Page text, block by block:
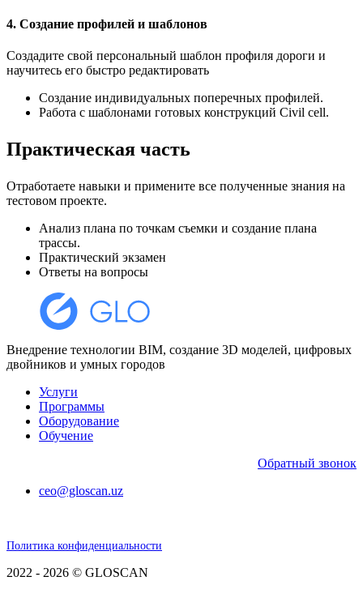
4. Создание профилей и шаблонов
Создадите свой персональный шаблон профиля дороги и
научитесь его быстро редактировать
Создание индивидуальных поперечных профилей.
Работа с шаблонами готовых конструкций Civil cell.
Практическая часть
Отработаете навыки и примените все полученные знания на
тестовом проекте.
Анализ плана по точкам съемки и создание плана
трассы.
Практический экзамен
Ответы на вопросы
Внедрение технологии BIM, создание 3D моделей, цифровых
двойников и умных городов
Услуги
Программы
Оборудование
Обучение
Обратный звонок
ceo@gloscan.uz
Политика конфиденциальности
2022 - 2026 © GLOSCAN